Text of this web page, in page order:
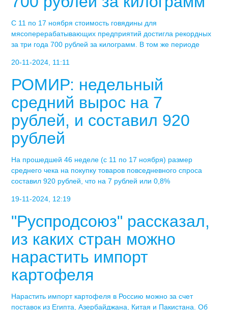
С 11 по 17 ноября стоимость говядины для
мясоперерабатывающих предприятий достигла рекордных
за три года 700 рублей за килограмм. В том же периоде
20-11-2024, 11:11
РОМИР: недельный
средний вырос на 7
рублей, и составил 920
рублей
На прошедшей 46 неделе (с 11 по 17 ноября) размер
среднего чека на покупку товаров повседневного спроса
составил 920 рублей, что на 7 рублей или 0,8%
19-11-2024, 12:19
"Руспродсоюз" рассказал,
из каких стран можно
нарастить импорт
картофеля
Нарастить импорт картофеля в Россию можно за счет
поставок из Египта, Азербайджана, Китая и Пакистана. Об